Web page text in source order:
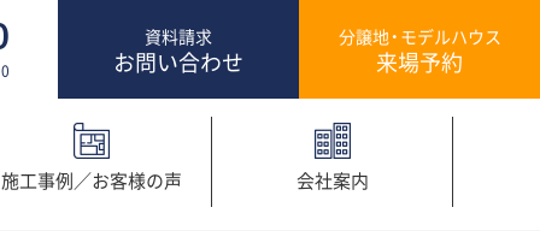
資料請求
お問い合わせ
分譲地・モデルハウス
来場予約
施工事例／お客様の声 会社案内